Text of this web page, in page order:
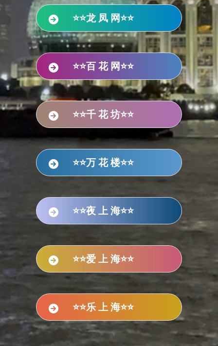
⭐⭐龙 凤 网⭐⭐
⭐⭐百 花 网⭐⭐
⭐⭐千 花 坊⭐⭐
⭐⭐万 花 楼⭐⭐
⭐⭐夜 上 海⭐⭐
⭐⭐爱 上 海⭐⭐
⭐⭐乐 上 海⭐⭐